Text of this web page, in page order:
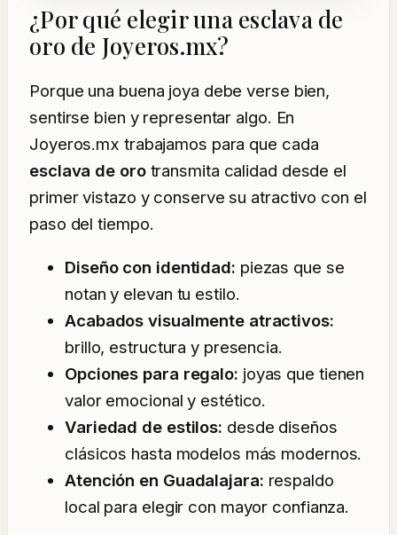
¿Por qué elegir una esclava de
oro de Joyeros.mx?
Porque una buena joya debe verse bien,
sentirse bien y representar algo. En
Joyeros.mx trabajamos para que cada
esclava de orotransmita calidad desde el
primer vistazo y conserve su atractivo con el
paso del tiempo.
Diseño con identidad: piezas que se
notan y elevan tu estilo.
Acabados visualmente atractivos:
brillo, estructura y presencia.
Opciones para regalo: joyas que tienen
valor emocional y estético.
Variedad de estilos: desde diseños
clásicos hasta modelos más modernos.
Atención en Guadalajara: respaldo
local para elegir con mayor confianza.